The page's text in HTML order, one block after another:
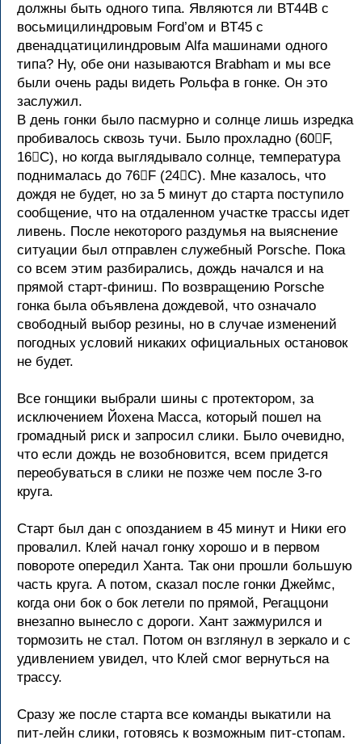
должны быть одного типа. Являются ли BT44B с
восьмицилиндровым Ford’ом и BT45 с
двенадцатицилиндровым Alfa машинами одного
типа? Ну, обе они называются Brabham и мы все
были очень рады видеть Рольфа в гонке. Он это
заслужил.
В день гонки было пасмурно и солнце лишь изредка
пробивалось сквозь тучи. Было прохладно (60F,
16C), но когда выглядывало солнце, температура
поднималась до 76F (24C). Мне казалось, что
дождя не будет, но за 5 минут до старта поступило
сообщение, что на отдаленном участке трассы идет
ливень. После некоторого раздумья на выяснение
ситуации был отправлен служебный Porsche. Пока
со всем этим разбирались, дождь начался и на
прямой старт-финиш. По возвращению Porsche
гонка была объявлена дождевой, что означало
свободный выбор резины, но в случае изменений
погодных условий никаких официальных остановок
не будет.
Все гонщики выбрали шины с протектором, за
исключением Йохена Масса, который пошел на
громадный риск и запросил слики. Было очевидно,
что если дождь не возобновится, всем придется
переобуваться в слики не позже чем после 3-го
круга.
Старт был дан с опозданием в 45 минут и Ники его
провалил. Клей начал гонку хорошо и в первом
повороте опередил Ханта. Так они прошли большую
часть круга. А потом, сказал после гонки Джеймс,
когда они бок о бок летели по прямой, Регаццони
внезапно вынесло с дороги. Хант зажмурился и
тормозить не стал. Потом он взглянул в зеркало и с
удивлением увидел, что Клей смог вернуться на
трассу.
Сразу же после старта все команды выкатили на
пит-лейн слики, готовясь к возможным пит-стопам.